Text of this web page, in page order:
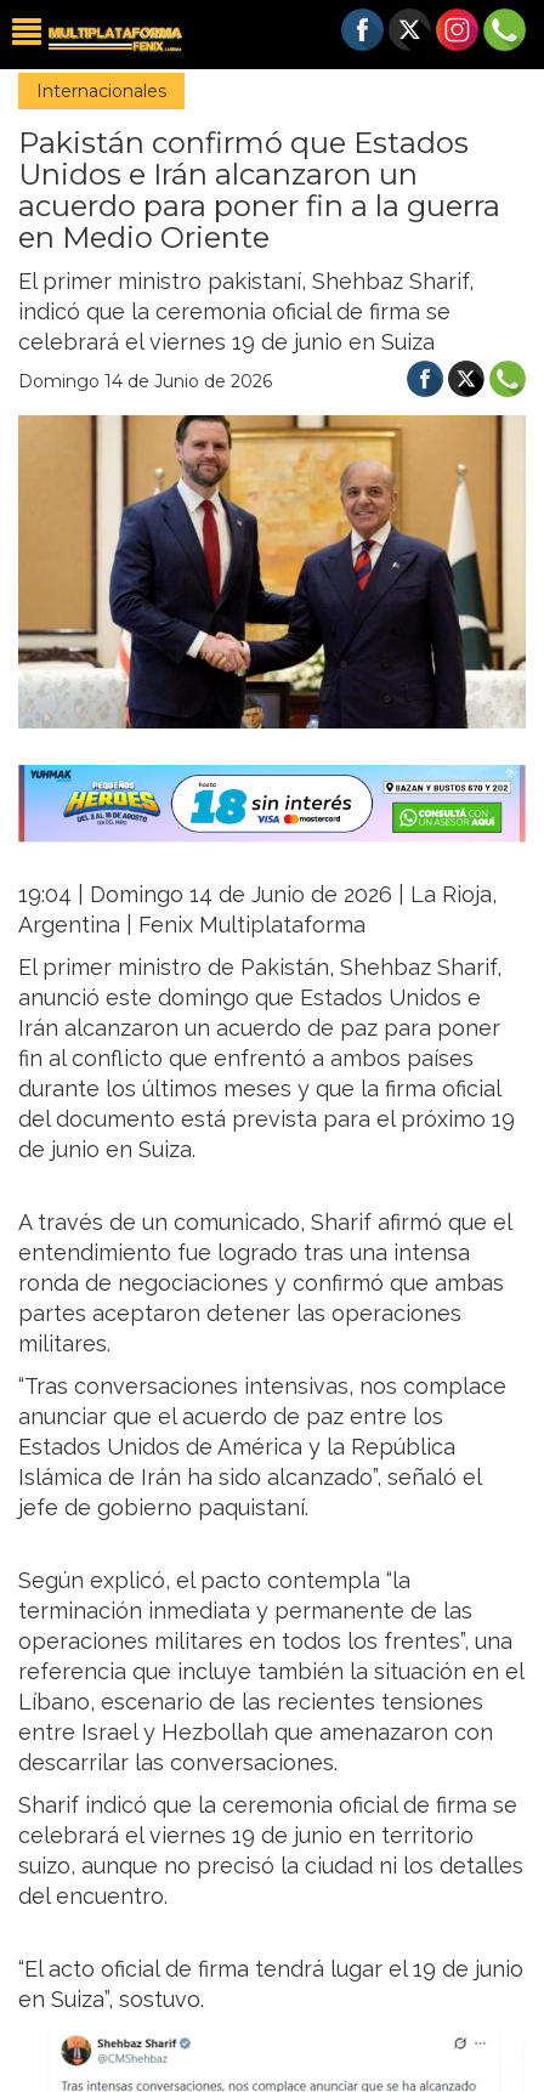
Internacionales
Pakistán confirmó que Estados
Unidos e Irán alcanzaron un
acuerdo para poner fin a la guerra
en Medio Oriente
El primer ministro pakistaní, Shehbaz Sharif,
indicó que la ceremonia oficial de firma se
celebrará el viernes 19 de junio en Suiza
Domingo 14 de Junio de 2026
19:04 | Domingo 14 de Junio de 2026 | La Rioja,
Argentina | Fenix Multiplataforma
El primer ministro de Pakistán, Shehbaz Sharif,
anunció este domingo que Estados Unidos e
Irán alcanzaron un acuerdo de paz para poner
fin al conflicto que enfrentó a ambos países
durante los últimos meses y que la firma oficial
del documento está prevista para el próximo 19
de junio en Suiza.
A través de un comunicado, Sharif afirmó que el
entendimiento fue logrado tras una intensa
ronda de negociaciones y confirmó que ambas
partes aceptaron detener las operaciones
militares.
“Tras conversaciones intensivas, nos complace
anunciar que el acuerdo de paz entre los
Estados Unidos de América y la República
Islámica de Irán ha sido alcanzado”, señaló el
jefe de gobierno paquistaní.
Según explicó, el pacto contempla “la
terminación inmediata y permanente de las
operaciones militares en todos los frentes”, una
referencia que incluye también la situación en el
Líbano, escenario de las recientes tensiones
entre Israel y Hezbollah que amenazaron con
descarrilar las conversaciones.
Sharif indicó que la ceremonia oficial de firma se
celebrará el viernes 19 de junio en territorio
suizo, aunque no precisó la ciudad ni los detalles
del encuentro.
“El acto oficial de firma tendrá lugar el 19 de junio
en Suiza”, sostuvo.